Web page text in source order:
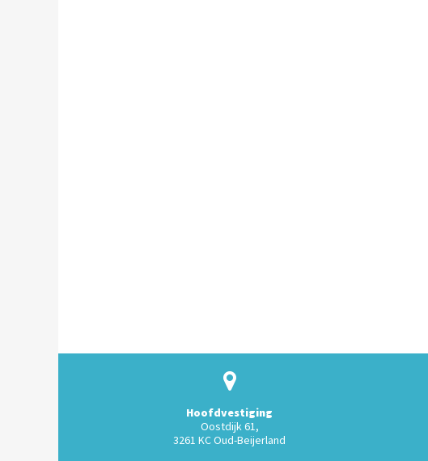
Hoofdvestiging
Oostdijk 61,
3261 KC Oud-Beijerland